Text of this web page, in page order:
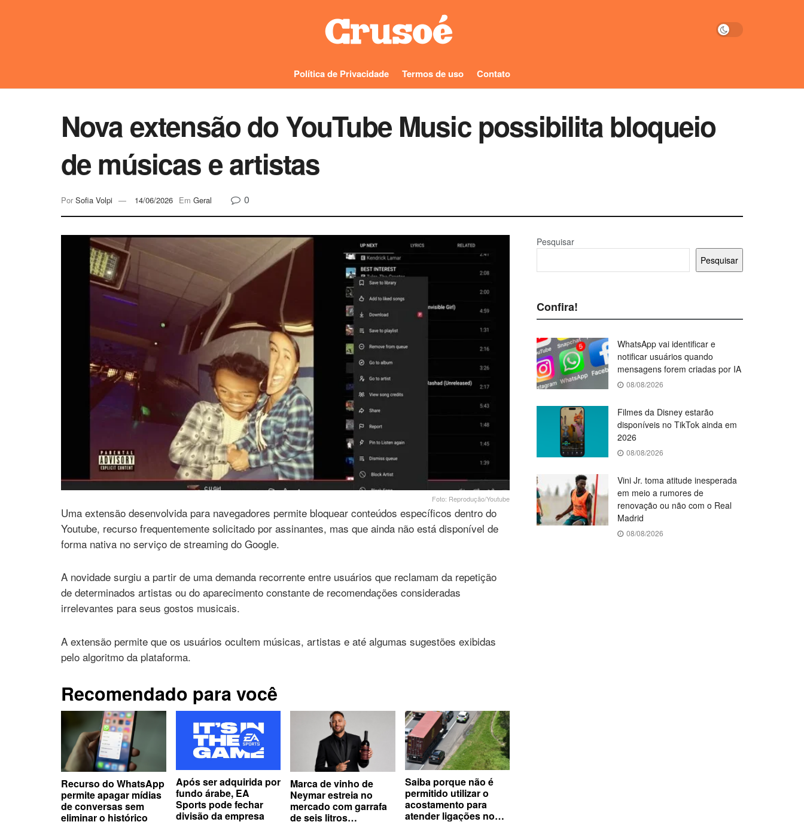
Política de Privacidade Termos de uso Contato
Nova extensão do YouTube Music possibilita bloqueio
de músicas e artistas
Por Sofia Volpi 14/06/2026 Em Geral 0
Foto: Reprodução/Youtube
Uma extensão desenvolvida para navegadores permite bloquear conteúdos específicos dentro do
Youtube, recurso frequentemente solicitado por assinantes, mas que ainda não está disponível de
forma nativa no serviço de streaming do Google.
A novidade surgiu a partir de uma demanda recorrente entre usuários que reclamam da repetição
de determinados artistas ou do aparecimento constante de recomendações consideradas
irrelevantes para seus gostos musicais.
A extensão permite que os usuários ocultem músicas, artistas e até algumas sugestões exibidas
pelo algoritmo da plataforma.
Recomendado para você
Recurso do WhatsApp
permite apagar mídias
de conversas sem
eliminar o histórico
Após ser adquirida por
fundo árabe, EA
Sports pode fechar
divisão da empresa
Marca de vinho de
Neymar estreia no
mercado com garrafa
de seis litros
Saiba porque não é
permitido utilizar o
acostamento para
atender ligações no
Pesquisar
Pesquisar
Confira!
WhatsApp vai identificar e
notificar usuários quando
mensagens forem criadas por IA
08/08/2026
Filmes da Disney estarão
disponíveis no TikTok ainda em
2026
08/08/2026
Vini Jr. toma atitude inesperada
em meio a rumores de
renovação ou não com o Real
Madrid
08/08/2026